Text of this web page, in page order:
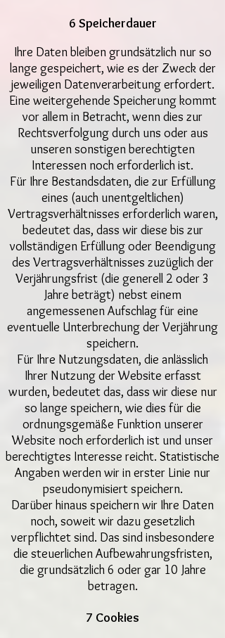
6 Speicherdauer
Ihre Daten bleiben grundsätzlich nur so
lange gespeichert, wie es der Zweck der
jeweiligen Datenverarbeitung erfordert.
Eine weitergehende Speicherung kommt
vor allem in Betracht, wenn dies zur
Rechtsverfolgung durch uns oder aus
unseren sonstigen berechtigten
Interessen noch erforderlich ist.
Für Ihre Bestandsdaten, die zur Erfüllung
eines (auch unentgeltlichen)
Vertragsverhältnisses erforderlich waren,
bedeutet das, dass wir diese bis zur
vollständigen Erfüllung oder Beendigung
des Vertragsverhältnisses zuzüglich der
Verjährungsfrist (die generell 2 oder 3
Jahre beträgt) nebst einem
angemessenen Aufschlag für eine
eventuelle Unterbrechung der Verjährung
speichern.
Für Ihre Nutzungsdaten, die anlässlich
Ihrer Nutzung der Website erfasst
wurden, bedeutet das, dass wir diese nur
so lange speichern, wie dies für die
ordnungsgemäße Funktion unserer
Website noch erforderlich ist und unser
berechtigtes Interesse reicht. Statistische
Angaben werden wir in erster Linie nur
pseudonymisiert speichern.
Darüber hinaus speichern wir Ihre Daten
noch, soweit wir dazu gesetzlich
verpflichtet sind. Das sind insbesondere
die steuerlichen Aufbewahrungsfristen,
die grundsätzlich 6 oder gar 10 Jahre
betragen.
7 Cookies